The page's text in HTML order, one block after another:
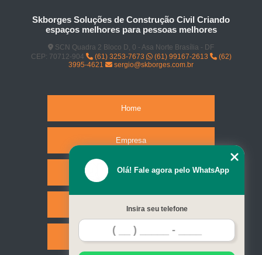
Skborges Soluções de Construção Civil Criando
espaços melhores para pessoas melhores
SCN Quadra 2 Bloco D, 0 - Asa Norte Brasília - DF
CEP: 70712-904
(61) 3253-7673 (61) 99167-2613
(62)
3995-4621
sergio@skborges.com.br
Home
Empresa
Missão
Serviços
Contato
Olá! Fale agora pelo WhatsApp
Insira seu telefone